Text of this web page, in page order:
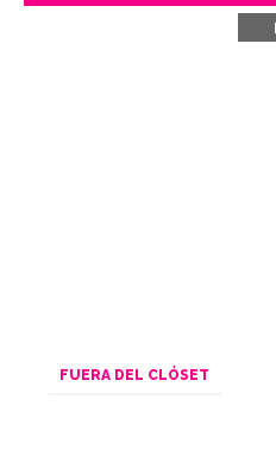
FUERA DEL CLÓSET